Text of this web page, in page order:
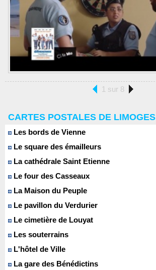
1 sur 8
CARTES POSTALES DE LIMOGES
Les bords de Vienne
Le square des émailleurs
La cathédrale Saint Etienne
Le four des Casseaux
La Maison du Peuple
Le pavillon du Verdurier
Le cimetière de Louyat
Les souterrains
L'hôtel de Ville
La gare des Bénédictins